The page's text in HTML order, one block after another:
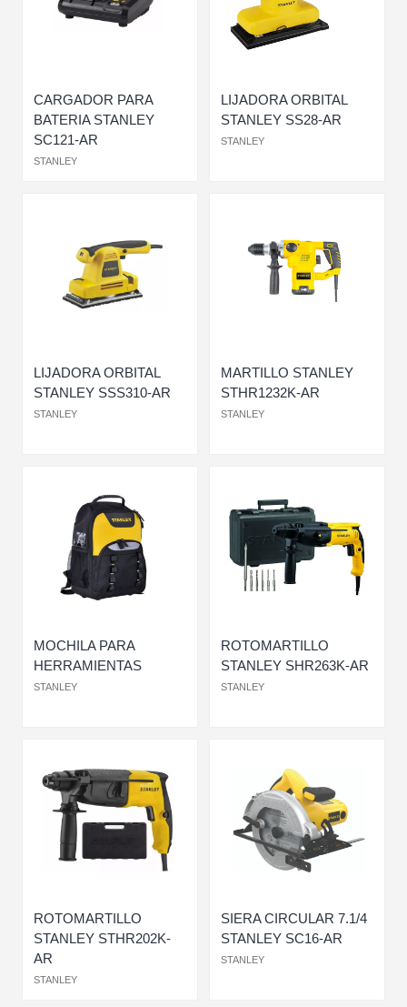
CARGADOR PARA
BATERIA STANLEY
SC121-AR
STANLEY
LIJADORA ORBITAL
STANLEY SS28-AR
STANLEY
LIJADORA ORBITAL
STANLEY SSS310-AR
STANLEY
MARTILLO STANLEY
STHR1232K-AR
STANLEY
MOCHILA PARA
HERRAMIENTAS
STANLEY
ROTOMARTILLO
STANLEY SHR263K-AR
STANLEY
ROTOMARTILLO
STANLEY STHR202K-
AR
STANLEY
SIERA CIRCULAR 7.1/4
STANLEY SC16-AR
STANLEY